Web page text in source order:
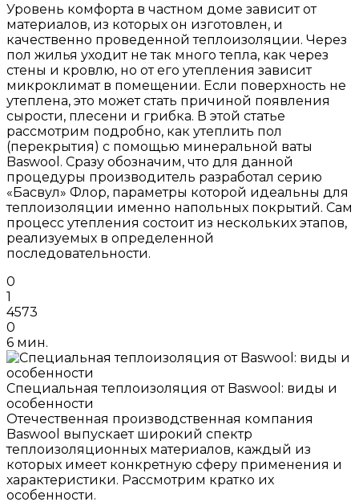
Уровень комфорта в частном доме зависит от
материалов, из которых он изготовлен, и
качественно проведенной теплоизоляции. Через
пол жилья уходит не так много тепла, как через
стены и кровлю, но от его утепления зависит
микроклимат в помещении. Если поверхность не
утеплена, это может стать причиной появления
сырости, плесени и грибка. В этой статье
рассмотрим подробно, как утеплить пол
(перекрытия) с помощью минеральной ваты
Baswool. Сразу обозначим, что для данной
процедуры производитель разработал серию
«Басвул» Флор, параметры которой идеальны для
теплоизоляции именно напольных покрытий. Сам
процесс утепления состоит из нескольких этапов,
реализуемых в определенной
последовательности.
0
1
4573
0
6 мин.
Специальная теплоизоляция от Baswool: виды и
особенности
Отечественная производственная компания
Baswool выпускает широкий спектр
теплоизоляционных материалов, каждый из
которых имеет конкретную сферу применения и
характеристики. Рассмотрим кратко их
особенности.